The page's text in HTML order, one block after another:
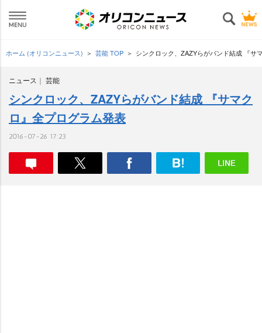
ホーム (オリコンニュース) 芸能 TOP シンクロック、ZAZYらがバンド結成 『サ
ニュース 芸能
シンクロック、ZAZYらがバンド結成 『サマク
ロ』全プログラム発表
2016-07-26 17:23